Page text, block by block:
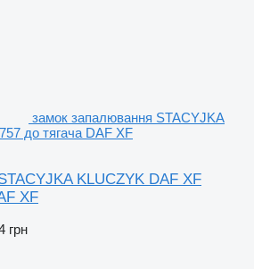
замок запалювання STACYJKA
до тягача DAF XF
KLUCZYK DAF XF
XF
грн